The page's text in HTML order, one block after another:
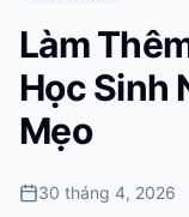
Làm
Học Sinh
Mẹo
30 tháng 4, 2026